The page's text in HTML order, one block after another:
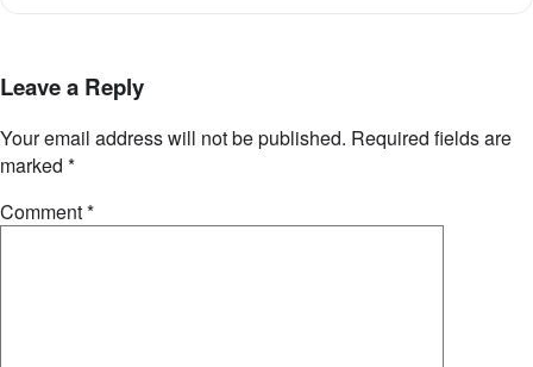
Leave a Reply
Your email address will not be published. Required fields are
marked *
Comment*